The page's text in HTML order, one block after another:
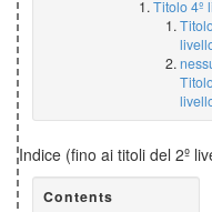
Titolo 4º
Indice (fino ai titoli del 2º
Contents